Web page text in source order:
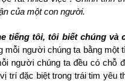
của một con người.
tiếng tôi, tôi biết chúng và
người chúng ta bằng một
người chúng ta đều có chỗ
trí đặc biệt trong trái tim